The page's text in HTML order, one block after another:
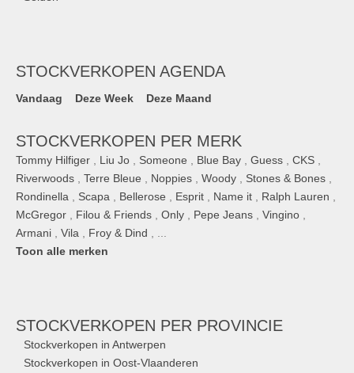
STOCKVERKOPEN AGENDA
Vandaag Deze Week Deze Maand
STOCKVERKOPEN PER MERK
Tommy Hilfiger Liu Jo Someone Blue Bay Guess CKS
Riverwoods
Terre Bleue Noppies Woody Stones & Bones
Rondinella
Scapa Bellerose Esprit Name it Ralph Lauren
McGregor
Filou & Friends Only Pepe Jeans Vingino
Armani
Vila Froy & Dind
Toon alle merken
STOCKVERKOPEN PER PROVINCIE
Stockverkopen in Antwerpen
Stockverkopen in Oost-Vlaanderen